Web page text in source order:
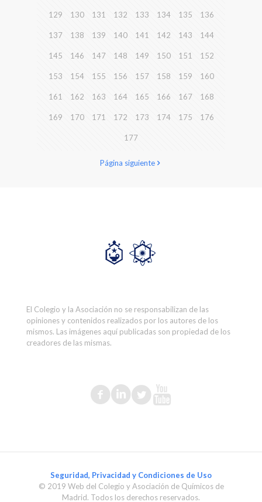
129 130 131 132 133 134 135 136
137 138 139 140 141 142 143 144
145 146 147 148 149 150 151 152
153 154 155 156 157 158 159 160
161 162 163 164 165 166 167 168
169 170 171 172 173 174 175 176
177
Página siguiente
El Colegio y la Asociación no se responsabilizan de las
opiniones y contenidos realizados por los autores de los
mismos. Las imágenes aquí publicadas son propiedad de los
creadores de las mismas.
Seguridad, Privacidad y Condiciones de Uso
© 2019 Web del Colegio y Asociación de Químicos de
Madrid. Todos los derechos reservados.